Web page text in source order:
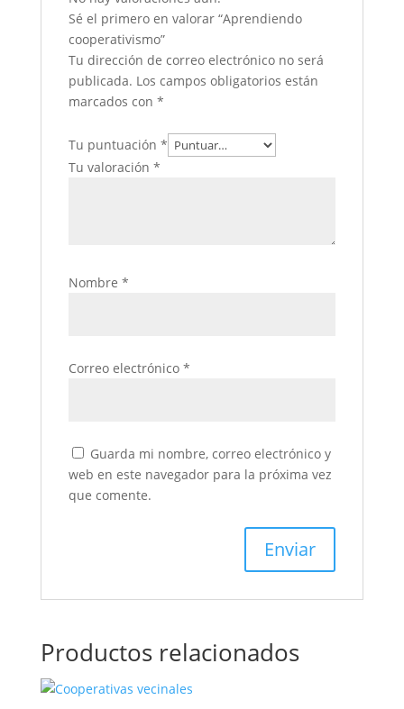
Sé el primero en valorar “Aprendiendo
cooperativismo”
Tu dirección de correo electrónico no será
publicada. Los campos obligatorios están
marcados con *
Tu puntuación *
Tu valoración *
Nombre *
Correo electrónico *
Guarda mi nombre, correo electrónico y
web en este navegador para la próxima vez
que comente.
Productos relacionados